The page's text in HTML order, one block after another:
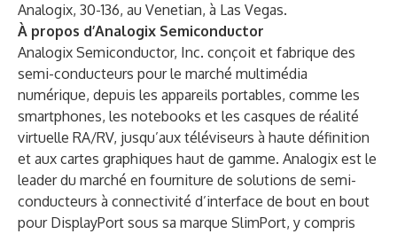
Analogix, 30-136, au Venetian, à Las Vegas.
À propos d’Analogix Semiconductor
Analogix Semiconductor, Inc. conçoit et fabrique des
semi-conducteurs pour le marché multimédia
numérique, depuis les appareils portables, comme les
smartphones, les notebooks et les casques de réalité
virtuelle RA/RV, jusqu’aux téléviseurs à haute définition
et aux cartes graphiques haut de gamme. Analogix est le
leader du marché en fourniture de solutions de semi-
conducteurs à connectivité d’interface de bout en bout
pour DisplayPort sous sa marque SlimPort, y compris